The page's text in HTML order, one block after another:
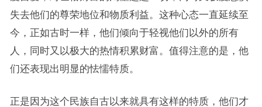
失去他们的尊荣地位和物质利益。这种心态一直延续至
今，正如古时一样，他们倾向于轻视他们以外的所有
人，同时又以极大的热情积累财富。值得注意的是，他
们还表现出明显的怯懦特质。
正是因为这个民族自古以来就具有这样的特质，他们才